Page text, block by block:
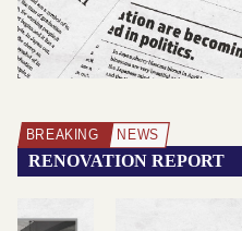
RENOVATION REPORT